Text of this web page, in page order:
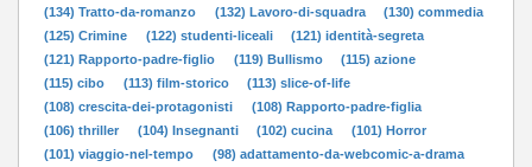
(134) Tratto-da-romanzo
(132) Lavoro-di-squadra
(130) commedia
(125) Crimine
(122) studenti-liceali
(121) identità-segreta
(121) Rapporto-padre-figlio
(119) Bullismo
(115) azione
(115) cibo
(113) film-storico
(113) slice-of-life
(108) crescita-dei-protagonisti
(108) Rapporto-padre-figlia
(106) thriller
(104) Insegnanti (102) cucina
(101) Horror
(101) viaggio-nel-tempo
(98) adattamento-da-webcomic-a-drama